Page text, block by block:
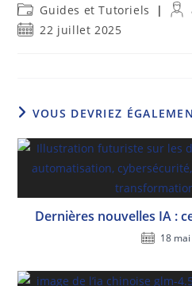
Post
category:
Guides et Tutoriels
Publication
22 juillet 2025
VOUS DEVRIEZ
Dernières nouvelles IA :
18